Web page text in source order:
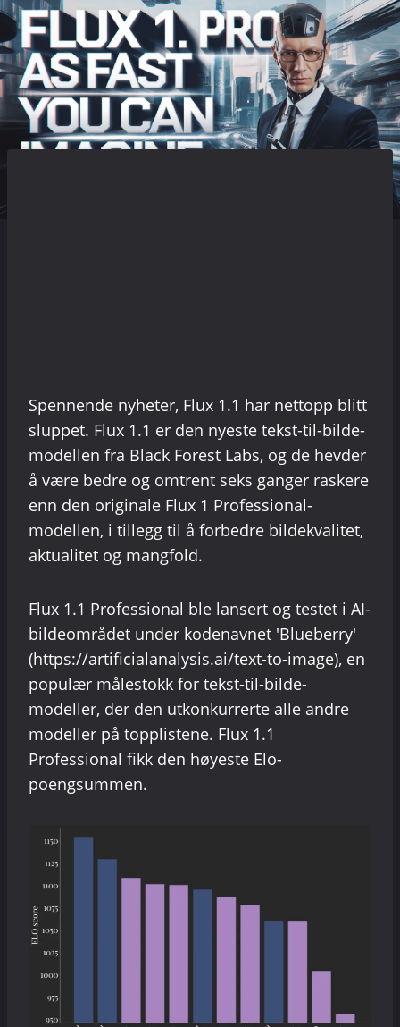
Spennende nyheter, Flux 1.1 har nettopp blitt
sluppet. Flux 1.1 er den nyeste tekst-til-bilde-
modellen fra Black Forest Labs, og de hevder
å være bedre og omtrent seks ganger raskere
enn den originale Flux 1 Professional-
modellen, i tillegg til å forbedre bildekvalitet,
aktualitet og mangfold.
Flux 1.1 Professional ble lansert og testet i AI-
bildeområdet under kodenavnet 'Blueberry'
(https://artificialanalysis.ai/text-to-image), en
populær målestokk for tekst-til-bilde-
modeller, der den utkonkurrerte alle andre
modeller på topplistene. Flux 1.1
Professional fikk den høyeste Elo-
poengsummen.